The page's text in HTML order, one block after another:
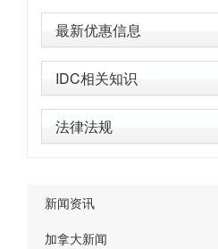
最新优惠信息
IDC相关知识
法律法规
新闻资讯
加拿大新闻